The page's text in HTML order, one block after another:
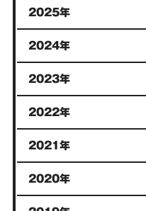
2025年
2024年
2023年
2022年
2021年
2020年